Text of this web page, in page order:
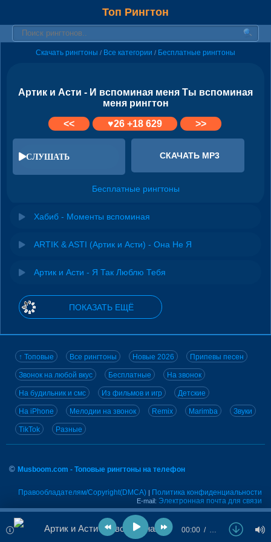
Топ Рингтон
Скачать рингтоны / Все категории / Бесплатные рингтоны
Артик и Асти - И вспоминая меня Ты вспоминая
меня рингтон
<<
♥26 +18 629 >>
СЛУШАТЬ СКАЧАТЬ MP3
Бесплатные рингтоны
Хабиб - Моменты вспоминая
ARTIK & ASTI (Артик и Асти) - Она Не Я
Артик и Асти - Я Так Люблю Тебя
ПОКАЗАТЬ ЕЩЁ
↑ Топовые Все рингтоны Новые 2026 Припевы песен
Звонок на любой вкус Бесплатные На звонок
На будильник и смс Из фильмов и игр Детские
На iPhone Мелодии на звонок Remix Marimba Звуки
TikTok Разные
© Musboom.com - Топовые рингтоны на телефон
Правообладателям/Copyright(DMCA) | Политика конфиденциальности
E-mail: Электронная почта для связи
Артик и Асти - И вспоминая меня Ты вспоминая меня 00:00 …